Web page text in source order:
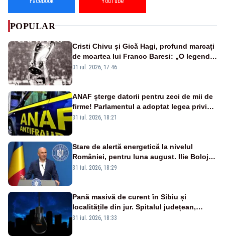
POPULAR
Cristi Chivu și Gică Hagi, profund marcați
de moartea lui Franco Baresi: „O legendă
a fotbalului mondial”
31 iul. 2026, 17:46
ANAF șterge datorii pentru zeci de mii de
firme! Parlamentul a adoptat legea privind
amnistia fiscală
31 iul. 2026, 18:21
Stare de alertă energetică la nivelul
României, pentru luna august. Ilie Bolojan
a anunțat importuri și posibile restricții –
31 iul. 2026, 18:29
Pană masivă de curent în Sibiu și
localitățile din jur. Spitalul județean,
semafoarele, rețelele de telefonie, grav
31 iul. 2026, 18:33